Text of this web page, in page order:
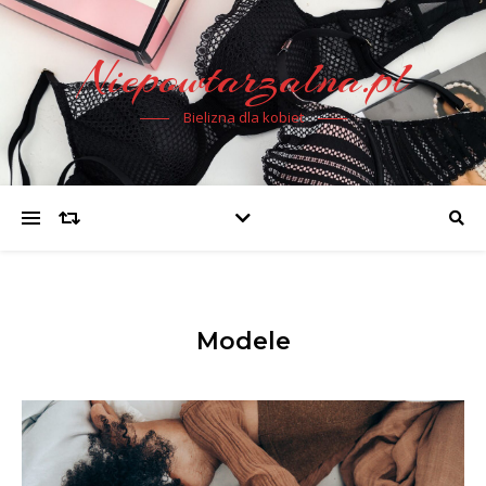
Niepowtarzalna.pl
Bielizna dla kobiet
Modele